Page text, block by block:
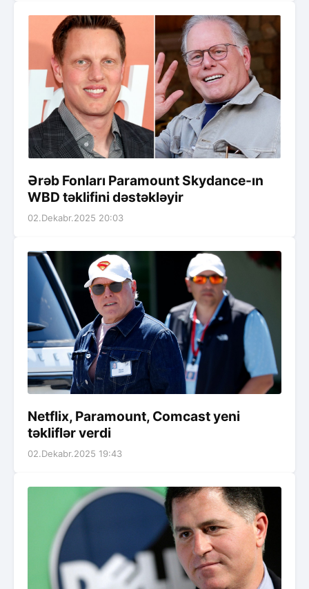
Ərəb Fonları Paramount Skydance-ın
WBD təklifini dəstəkləyir
02.Dekabr.2025 20:03
Netflix, Paramount, Comcast yeni
təkliflər verdi
02.Dekabr.2025 19:43